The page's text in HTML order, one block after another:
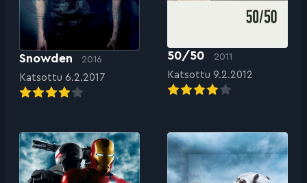
Snowden 2016
Katsottu 6.2.2017
50/50 2011
Katsottu 9.2.2012